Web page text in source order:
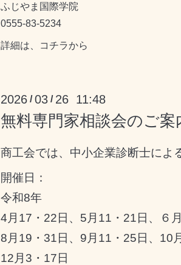
ふじやま国際学院
0555-83-5234
詳細は、 コチラから
2026 /03 / 26 11:48
無料専門家相談会のご
商工会では、中小企業診断士によ
開催日：
令和8年
4月17・22日、5月11・21日、６
8月19・31日、9月11・25日、10
12月3・17日